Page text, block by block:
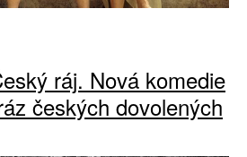
ráj. Nová komedie
českých dovolených